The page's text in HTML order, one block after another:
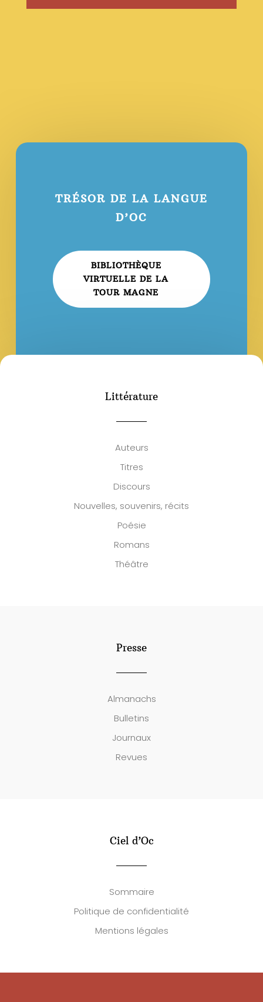
TRÉSOR DE LA LANGUE
D’OC
BIBLIOTHÈQUE
VIRTUELLE DE LA
TOUR MAGNE
Littérature
Auteurs
Titres
Discours
Nouvelles, souvenirs, récits
Poésie
Romans
Théâtre
Presse
Almanachs
Bulletins
Journaux
Revues
Ciel d’Oc
Sommaire
Politique de confidentialité
Mentions légales